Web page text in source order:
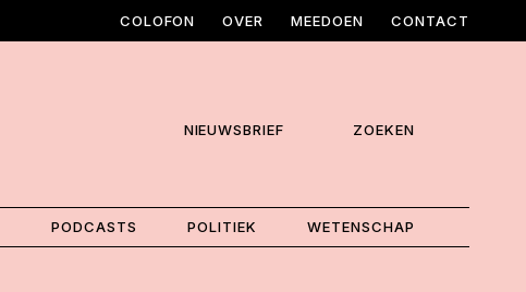
COLOFON OVER MEEDOEN CONTACT
NIEUWSBRIEF ZOEKEN
PODCASTS POLITIEK WETENSCHAP